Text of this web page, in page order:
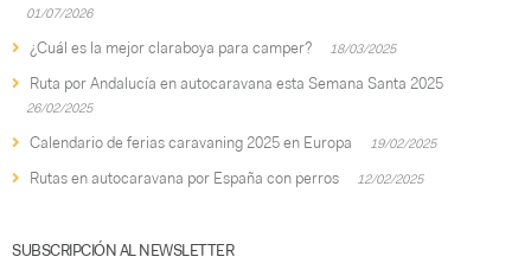
01/07/2026
¿Cuál es la mejor claraboya para camper? 18/03/2025
Ruta por Andalucía en autocaravana esta Semana Santa 2025
26/02/2025
Calendario de ferias caravaning 2025 en Europa 19/02/2025
Rutas en autocaravana por España con perros 12/02/2025
SUBSCRIPCIÓN AL NEWSLETTER